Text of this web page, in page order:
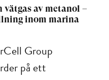
vätgas av metanol –
inom marina
Group
på ett